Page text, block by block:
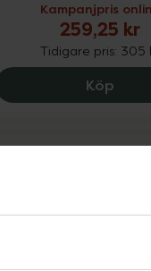
Schampo, 39 kr.
Kampanjpris
259,25 kr
Tidigare pris: 305
Köp